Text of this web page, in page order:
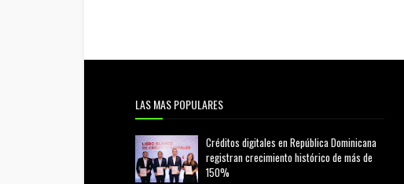
LAS MAS POPULARES
Créditos digitales en República Dominicana
registran crecimiento histórico de más de
150%